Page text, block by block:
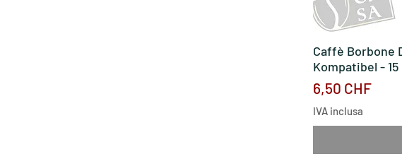
Caffè Borbone
Kompatibel -
Prezzo
6,50 CHF
IVA inclusa